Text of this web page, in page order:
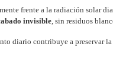
frente a la radiación solar
invisible, sin residuos
diario contribuye a preservar